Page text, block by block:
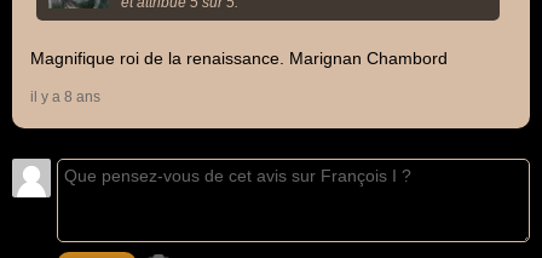
Magnifique roi de la renaissance. Marignan Chambord
il y a 8 ans